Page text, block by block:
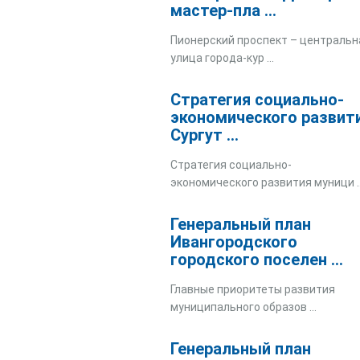
мастер-пла ...
Пионерский проспект –
улица города-кур ...
Стратегия социально-
экономического
Сургут ...
Стратегия социально-
экономического развития муници
Генеральный план
Ивангородского
городского поселен ...
Главные приоритеты развития
муниципального образов ...
Генеральный план